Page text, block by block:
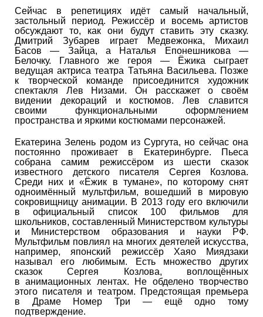
Сейчас в репетициях идёт самый начальный,
застольный период. Режиссёр и восемь артистов
обсуждают то, как они будут ставить эту сказку.
Дмитрий Зубарев играет Медвежонка, Михаил
Басов — Зайца, а Наталья Епонешникова —
Белочку. Главного же героя — Ёжика сыграет
ведущая актриса театра Татьяна Васильева. Позже
к творческой команде присоединится художник
спектакля Лев Низами. Он расскажет о своём
видении декораций и костюмов. Лев славится
своими функциональными оформлением
пространства и яркими костюмами персонажей.
Екатерина Зелень родом из Сургута, но сейчас она
постоянно проживает в Екатеринбурге. Пьеса
собрана самим режиссёром из шести сказок
известного детского писателя Сергея Козлова.
Среди них и «Ёжик в тумане», по которому снят
одноимённый мультфильм, вошедший в мировую
сокровищницу анимации. В 2013 году его включили
в официальный список 100 фильмов для
школьников, составленный Министерством культуры
и Министерством образования и науки РФ.
Мультфильм повлиял на многих деятелей искусства,
например, японский режиссёр Хаяо Миядзаки
называл его любимым. Есть множество других
сказок Сергея Козлова, воплощённых
в анимационных лентах. Не обделено творчество
этого писателя и театром. Предстоящая премьера
в Драме Номер Три — ещё одно тому
подтверждение.